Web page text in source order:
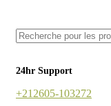
24hr Support
+212605-103272